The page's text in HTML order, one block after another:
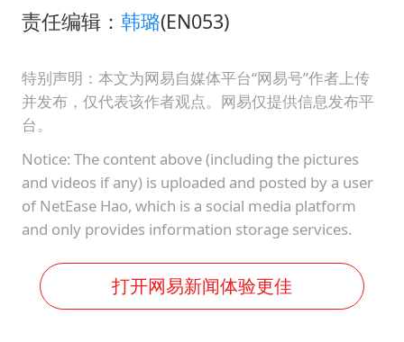
责任编辑： 韩璐(EN053)
特别声明：本文为网易自媒体平台“网易号”作者上传
并发布，仅代表该作者观点。网易仅提供信息发布平
台。
Notice: The content above (including the pictures
and videos if any) is uploaded and posted by a user
of NetEase Hao, which is a social media platform
and only provides information storage services.
打开网易新闻体验更佳